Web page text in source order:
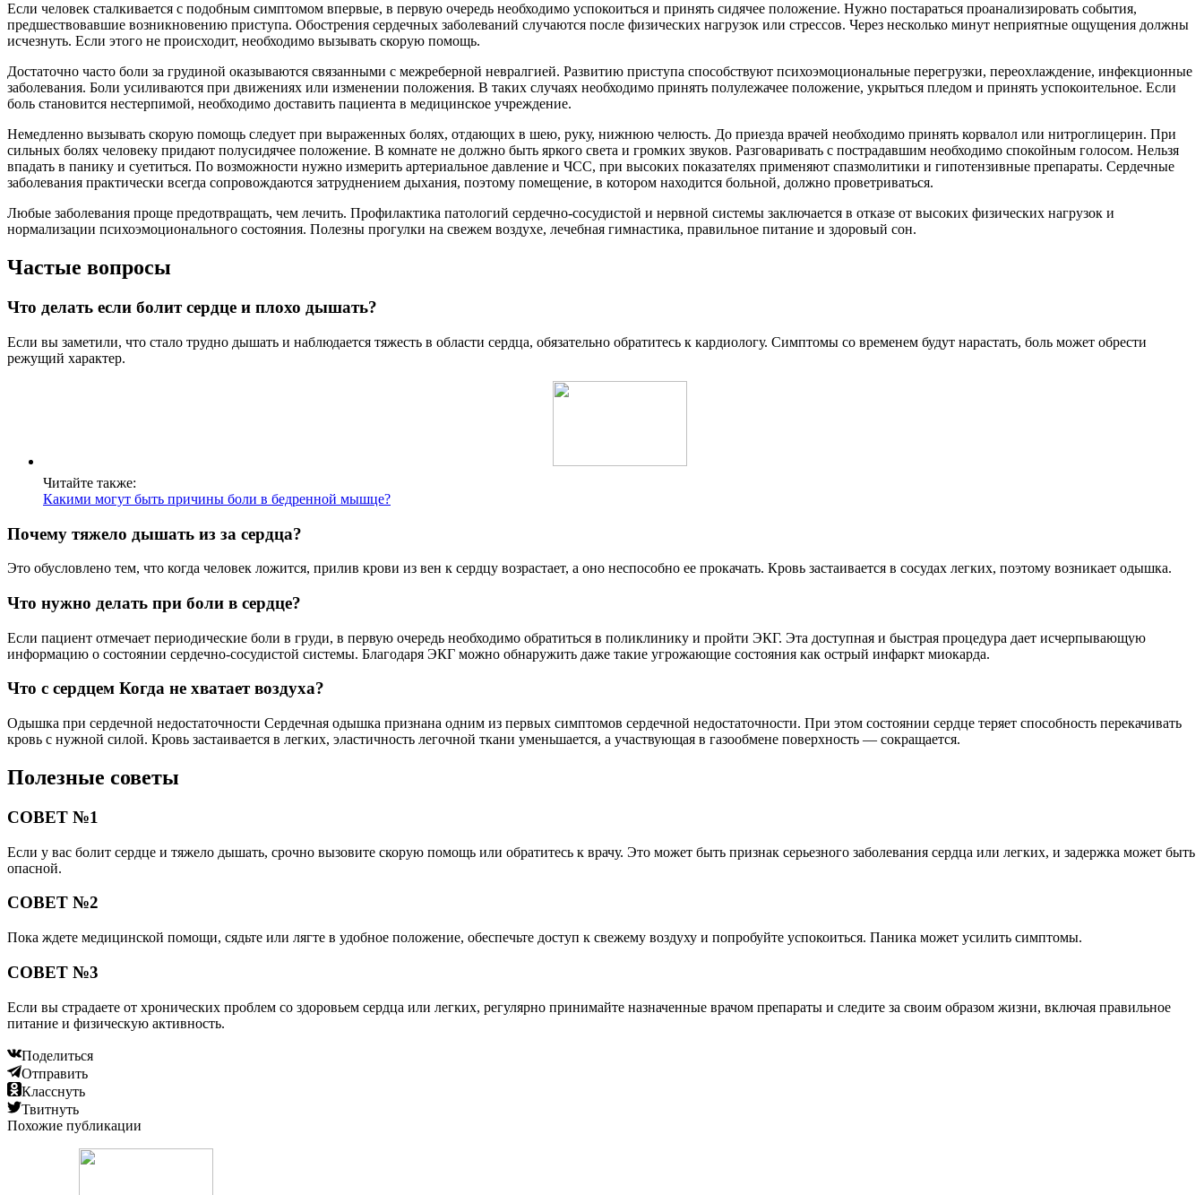
Если человек сталкивается с подобным симптомом впервые, в первую очередь необходимо успокоиться и принять сидячее положение. Нужно постараться проанализировать события,
предшествовавшие возникновению приступа. Обострения сердечных заболеваний случаются после физических нагрузок или стрессов. Через несколько минут неприятные ощущения должны
исчезнуть. Если этого не происходит, необходимо вызывать скорую помощь.
Достаточно часто боли за грудиной оказываются связанными с межреберной невралгией. Развитию приступа способствуют психоэмоциональные перегрузки, переохлаждение, инфекционные
заболевания. Боли усиливаются при движениях или изменении положения. В таких случаях необходимо принять полулежачее положение, укрыться пледом и принять успокоительное. Если
боль становится нестерпимой, необходимо доставить пациента в медицинское учреждение.
Немедленно вызывать скорую помощь следует при выраженных болях, отдающих в шею, руку, нижнюю челюсть. До приезда врачей необходимо принять корвалол или нитроглицерин. При
сильных болях человеку придают полусидячее положение. В комнате не должно быть яркого света и громких звуков. Разговаривать с пострадавшим необходимо спокойным голосом. Нельзя
впадать в панику и суетиться. По возможности нужно измерить артериальное давление и ЧСС, при высоких показателях применяют спазмолитики и гипотензивные препараты. Сердечные
заболевания практически всегда сопровождаются затруднением дыхания, поэтому помещение, в котором находится больной, должно проветриваться.
Любые заболевания проще предотвращать, чем лечить. Профилактика патологий сердечно-сосудистой и нервной системы заключается в отказе от высоких физических нагрузок и
нормализации психоэмоционального состояния. Полезны прогулки на свежем воздухе, лечебная гимнастика, правильное питание и здоровый сон.
Частые вопросы
Что делать если болит сердце и плохо дышать?
Если вы заметили, что стало трудно дышать и наблюдается тяжесть в области сердца, обязательно обратитесь к кардиологу. Симптомы со временем будут нарастать, боль может обрести
режущий характер.
Читайте также:
Какими могут быть причины боли в бедренной мышце?
Почему тяжело дышать из за сердца?
Это обусловлено тем, что когда человек ложится, прилив крови из вен к сердцу возрастает, а оно неспособно ее прокачать. Кровь застаивается в сосудах легких, поэтому возникает одышка.
Что нужно делать при боли в сердце?
Если пациент отмечает периодические боли в груди, в первую очередь необходимо обратиться в поликлинику и пройти ЭКГ. Эта доступная и быстрая процедура дает исчерпывающую
информацию о состоянии сердечно-сосудистой системы. Благодаря ЭКГ можно обнаружить даже такие угрожающие состояния как острый инфаркт миокарда.
Что с сердцем Когда не хватает воздуха?
Одышка при сердечной недостаточности Сердечная одышка признана одним из первых симптомов сердечной недостаточности. При этом состоянии сердце теряет способность перекачивать
кровь с нужной силой. Кровь застаивается в легких, эластичность легочной ткани уменьшается, а участвующая в газообмене поверхность — сокращается.
Полезные советы
СОВЕТ №1
Если у вас болит сердце и тяжело дышать, срочно вызовите скорую помощь или обратитесь к врачу. Это может быть признак серьезного заболевания сердца или легких, и задержка может быть
опасной.
СОВЕТ №2
Пока ждете медицинской помощи, сядьте или лягте в удобное положение, обеспечьте доступ к свежему воздуху и попробуйте успокоиться. Паника может усилить симптомы.
СОВЕТ №3
Если вы страдаете от хронических проблем со здоровьем сердца или легких, регулярно принимайте назначенные врачом препараты и следите за своим образом жизни, включая правильное
питание и физическую активность.
Поделиться
Отправить
Класснуть
Твитнуть
Похожие публикации